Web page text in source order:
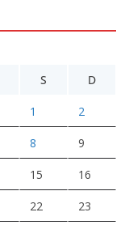
S D
1 2
8 9
15 16
22 23